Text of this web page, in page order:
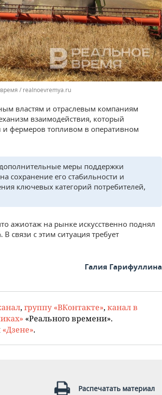
/ realnoevremya.ru
властям и отраслевым компаниям
взаимодействия, который
и фермеров топливом в оперативном
меры поддержки
сохранение его стабильности и
ключевых категорий потребителей,
ажиотаж на рынке искусственно поднял
связи с этим ситуация требует
Галия Гарифуллина
, группу «ВКонтакте», канал в
«Реального времени».
«Дзене».
Распечатать материал